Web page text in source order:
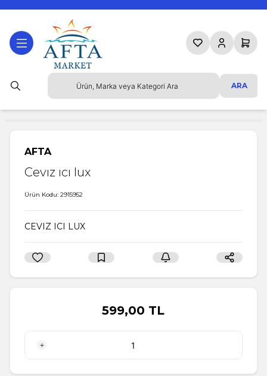
ARA
Favorilerim
HesabımSepetim
AFTA
Cevız ıcı lux
Ürün Kodu: 2915952
CEVIZ ICI LUX
599,00 TL